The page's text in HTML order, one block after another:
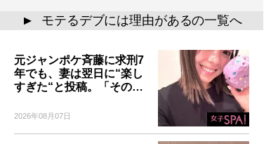
▲ モテるデブには理由があるの一覧へ
元ジャンポケ斉藤に求刑7
年でも、妻は翌日に“楽し
すぎた“と投稿。「その…
2026年08月07日